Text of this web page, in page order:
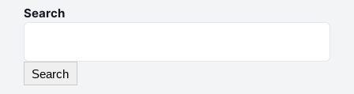
Search
Search